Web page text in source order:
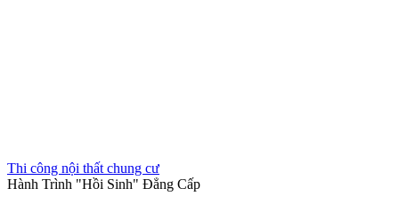
Thi công nội thất chung cư
Hành Trình "Hồi Sinh" Đẳng Cấp